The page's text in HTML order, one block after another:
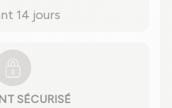
14 jours
SÉCURISÉ